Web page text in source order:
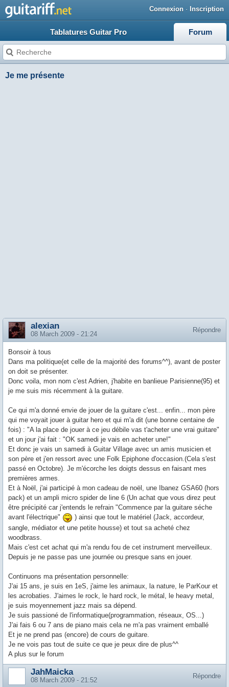
Connexion · Inscription
Tablatures Guitar Pro Forum
Je me présente
Répondre
alexian
08 March 2009 - 21:24
Bonsoir à tous
Dans ma politique(et celle de la majorité des forums^^), avant de poster
on doit se présenter.
Donc voila, mon nom c'est Adrien, j'habite en banlieue Parisienne(95) et
je me suis mis récemment à la guitare.
Ce qui m'a donné envie de jouer de la guitare c'est... enfin... mon père
qui me voyait jouer à guitar hero et qui m'a dit (une bonne centaine de
fois) : "A la place de jouer à ce jeu débile vas t'acheter une vrai guitare"
et un jour j'ai fait : "OK samedi je vais en acheter une!"
Et donc je vais un samedi à Guitar Village avec un amis musicien et
son père et j'en ressort avec une Folk Epiphone d'occasion.(Cela s'est
passé en Octobre). Je m'écorche les doigts dessus en faisant mes
premières armes.
Et à Noël, j'ai participé à mon cadeau de noël, une Ibanez GSA60 (hors
pack) et un ampli micro spider de line 6 (Un achat que vous direz peut
être précipité car j'entends le refrain "Commence par la guitare séche
avant l'électrique"
) ainsi que tout le matériel (Jack, accordeur,
sangle, médiator et une petite housse) et tout sa acheté chez
woodbrass.
Mais c'est cet achat qui m'a rendu fou de cet instrument merveilleux.
Depuis je ne passe pas une journée ou presque sans en jouer.
Continuons ma présentation personnelle:
J'ai 15 ans, je suis en 1eS, j'aime les animaux, la nature, le ParKour et
les acrobaties. J'aimes le rock, le hard rock, le métal, le heavy metal,
je suis moyennement jazz mais sa dépend.
Je suis passioné de l'informatique(programmation, réseaux, OS...)
J'ai fais 6 ou 7 ans de piano mais cela ne m'a pas vraiment emballé
Et je ne prend pas (encore) de cours de guitare.
Je ne vois pas tout de suite ce que je peux dire de plus^^
A plus sur le forum
Répondre
JahMaicka
08 March 2009 - 21:52